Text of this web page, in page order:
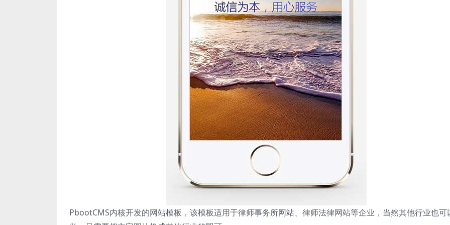
PbootCMS内核开发的网站模板，该模板适用于律师事务所网站、律师法律网站等企业，当然其他行业也可